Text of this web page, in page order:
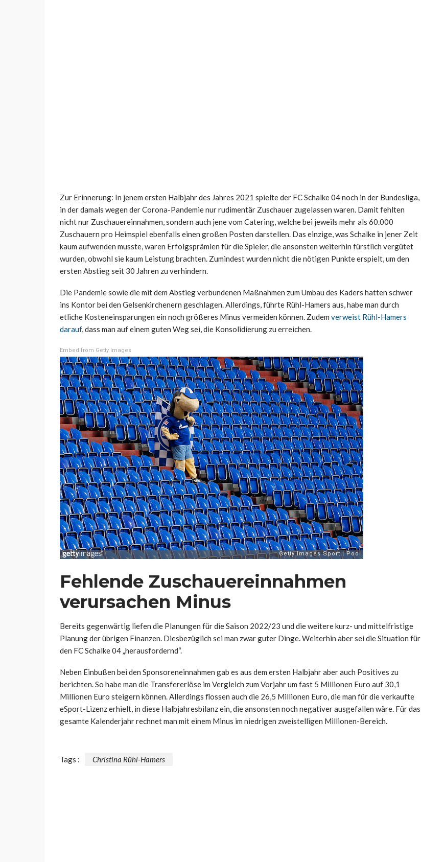
Zur Erinnerung: In jenem ersten Halbjahr des Jahres 2021 spielte der FC Schalke 04 noch in der Bundesliga,
in der damals wegen der Corona-Pandemie nur rudimentär Zuschauer zugelassen waren. Damit fehlten
nicht nur Zuschauereinnahmen, sondern auch jene vom Catering, welche bei jeweils mehr als 60.000
Zuschauern pro Heimspiel ebenfalls einen großen Posten darstellen. Das einzige, was Schalke in jener Zeit
kaum aufwenden musste, waren Erfolgsprämien für die Spieler, die ansonsten weiterhin fürstlich vergütet
wurden, obwohl sie kaum Leistung brachten. Zumindest wurden nicht die nötigen Punkte erspielt, um den
ersten Abstieg seit 30 Jahren zu verhindern.
Die Pandemie sowie die mit dem Abstieg verbundenen Maßnahmen zum Umbau des Kaders hatten schwer
ins Kontor bei den Gelsenkirchenern geschlagen. Allerdings, führte Rühl-Hamers aus, habe man durch
etliche Kosteneinsparungen ein noch größeres Minus vermeiden können. Zudem verweist Rühl-Hamers
darauf, dass man auf einem guten Weg sei, die Konsolidierung zu erreichen.
Embed from Getty Images
Fehlende Zuschauereinnahmen
verursachen Minus
Bereits gegenwärtig liefen die Planungen für die Saison 2022/23 und die weitere kurz- und mittelfristige
Planung der übrigen Finanzen. Diesbezüglich sei man zwar guter Dinge. Weiterhin aber sei die Situation für
den FC Schalke 04 „herausfordernd“.
Neben Einbußen bei den Sponsoreneinnahmen gab es aus dem ersten Halbjahr aber auch Positives zu
berichten. So habe man die Transfererlöse im Vergleich zum Vorjahr um fast 5 Millionen Euro auf 30,1
Millionen Euro steigern können. Allerdings flossen auch die 26,5 Millionen Euro, die man für die verkaufte
eSport-Lizenz erhielt, in diese Halbjahresbilanz ein, die ansonsten noch negativer ausgefallen wäre. Für das
gesamte Kalenderjahr rechnet man mit einem Minus im niedrigen zweistelligen Millionen-Bereich.
Tags : Christina Rühl-Hamers